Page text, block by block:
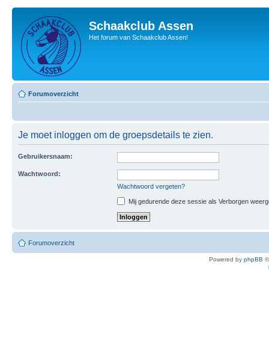
Schaakclub Assen
Het forum van Schaakclub Assen!
Forumoverzicht
Je moet inloggen om de groepsdetails te zien.
Gebruikersnaam:
Wachtwoord:
Wachtwoord vergeten?
Mij gedurende deze sessie als Verborgen
Forumoverzicht
Powered by phpBB